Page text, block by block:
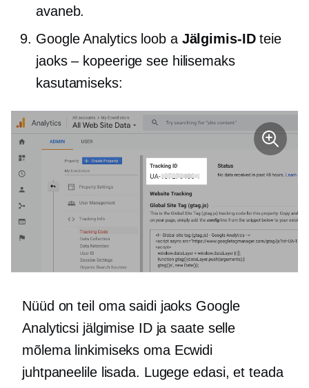
avaneb.
Google Analytics loob a Jälgimis-IDteie
jaoks – kopeerige see hilisemaks
kasutamiseks:
Nüüd on teil oma saidi jaoks Google
Analyticsi jälgimise ID ja saate selle
mõlema linkimiseks oma Ecwidi
juhtpaneelile lisada. Lugege edasi, et teada